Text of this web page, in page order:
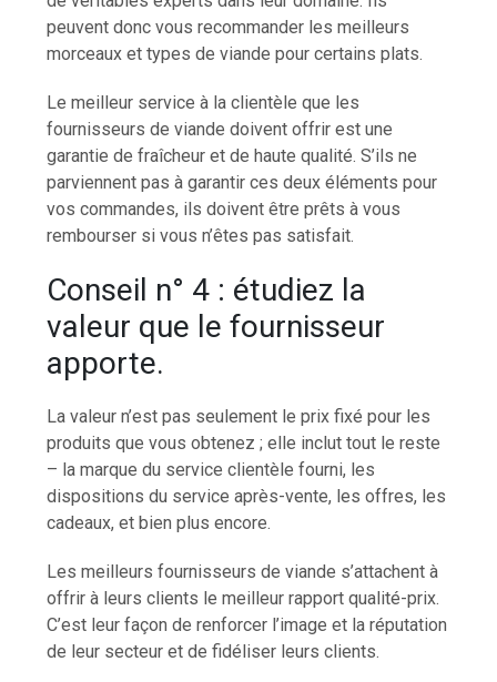
peuvent donc vous recommander les meilleurs
morceaux et types de viande pour certains plats.
Le meilleur service à la clientèle que les
fournisseurs de viande doivent offrir est une
garantie de fraîcheur et de haute qualité. S’ils ne
parviennent pas à garantir ces deux éléments pour
vos commandes, ils doivent être prêts à vous
rembourser si vous n’êtes pas satisfait.
Conseil n° 4 : étudiez la
valeur que le fournisseur
apporte.
La valeur n’est pas seulement le prix fixé pour les
produits que vous obtenez ; elle inclut tout le reste
– la marque du service clientèle fourni, les
dispositions du service après-vente, les offres, les
cadeaux, et bien plus encore.
Les meilleurs fournisseurs de viande s’attachent à
offrir à leurs clients le meilleur rapport qualité-prix.
C’est leur façon de renforcer l’image et la réputation
de leur secteur et de fidéliser leurs clients.